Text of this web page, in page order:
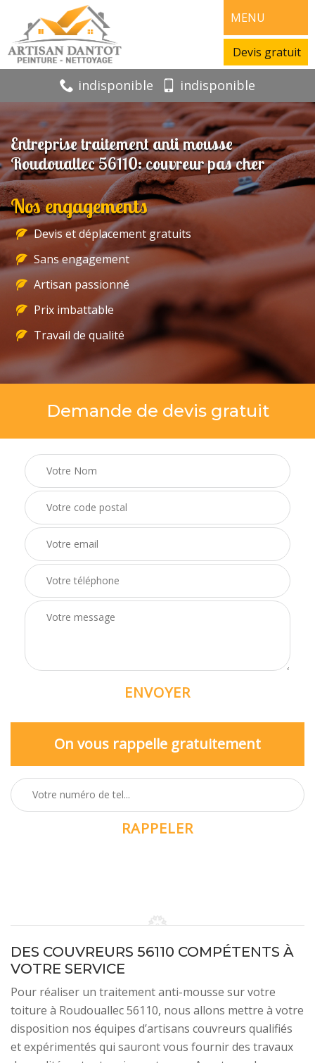
MENU
Devis gratuit
indisponible indisponible
Entreprise traitement anti mousse
Roudouallec 56110: couvreur pas cher
Nos engagements
Devis et déplacement gratuits
Sans engagement
Artisan passionné
Prix imbattable
Travail de qualité
Demande de devis gratuit
On vous rappelle gratuitement
DES COUVREURS 56110 COMPÉTENTS À
VOTRE SERVICE
Pour réaliser un traitement anti-mousse sur votre
toiture à Roudouallec 56110, nous allons mettre à votre
disposition nos équipes d’artisans couvreurs qualifiés
et expérimentés qui sauront vous fournir des travaux